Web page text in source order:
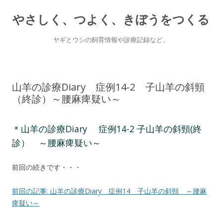
やさしく、つよく、きぼうをつくる
ヤギとウシの飼育情報や診療記録など、
山羊の診療Diary 症例14-2 子山羊の斜頸
（終診）～腰麻痺疑い～
＊山羊の診療Diary 症例14-2 子山羊の斜頸(終
診） ～腰麻痺疑い～
前回の続きです・・・
前回の記事: 山羊の診療Diary 症例14 子山羊の斜頸 ～腰麻
痺疑い～